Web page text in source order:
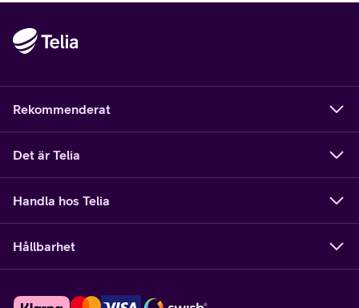
Rekommenderat
Det är Telia
Handla hos Telia
Hållbarhet